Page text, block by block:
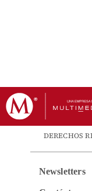
DERECHOS
Newsletters